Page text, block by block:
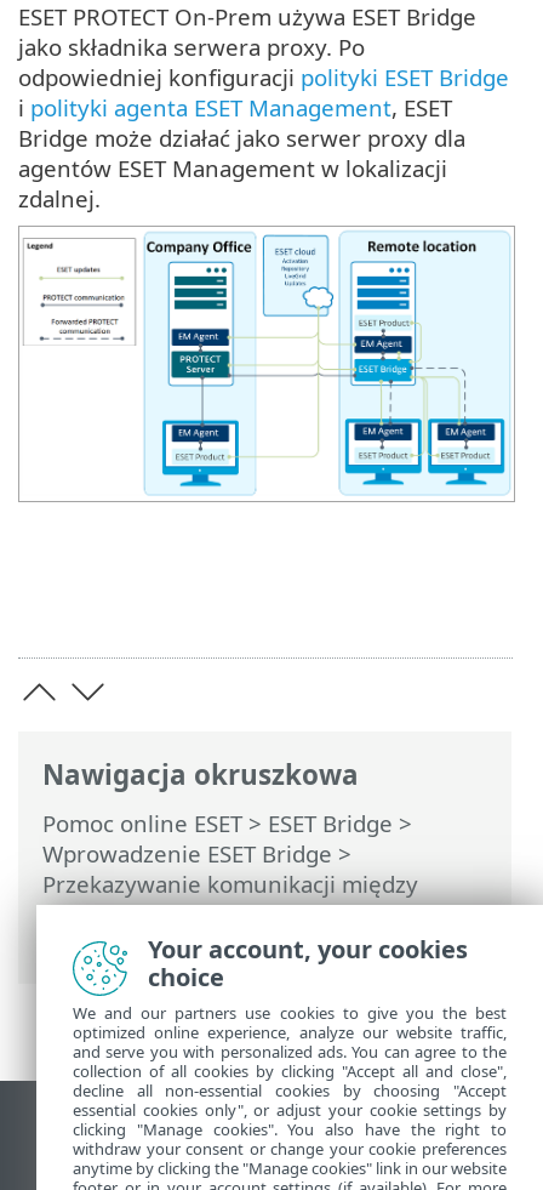
Nawigacja okruszkowa
Pomoc online ESET> ESET Bridge >
Wprowadzenie ESET Bridge >
Przekazywanie komunikacji między
agentami ESET Management a serwerem
ESET PROTECT
ESET PROTECT On-Prem używa ESET Bridge
jako składnika serwera proxy. Po
odpowiedniej konfiguracji polityki ESET Bridge
i polityki agenta ESET Management, ESET
Bridge może działać jako serwer proxy dla
agentów ESET Management w lokalizacji
zdalnej.
Wyświetl witrynę internetową dla
komputerów
Your account, your cookies
choice
We and our partners use cookies to give you the best
optimized online experience, analyze our website traffic,
and serve you with personalized ads. You can agree to the
collection of all cookies by clicking "Accept all and close",
decline all non-essential cookies by choosing "Accept
essential cookies only", or adjust your cookie settings by
clicking "Manage cookies". You also have the right to
withdraw your consent or change your cookie preferences
anytime by clicking the "Manage cookies" link in our website